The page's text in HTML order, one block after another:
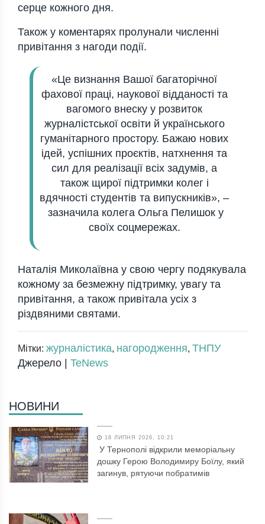
серце кожного дня.
Також у коментарях пролунали численні
привітання з нагоди події.
«Це визнання Вашої багаторічної
фахової праці, наукової відданості та
вагомого внеску у розвиток
журналістської освіти й українського
гуманітарного простору. Бажаю нових
ідей, успішних проєктів, натхнення та
сил для реалізації всіх задумів, а
також щирої підтримки колег і
вдячності студентів та випускників», –
зазначила колега Ольга Пелишок у
своїх соцмережах.
Наталія Миколаївна у свою чергу подякувала
кожному за безмежну підтримку, увагу та
привітання, а також привітала усіх з
різдвяними святами.
Мітки: журналістика, нагородження, ТНПУ
Джерело | TeNews
НОВИНИ
18 ЛИПНЯ 2026, 10:21
У Тернополі відкрили меморіальну
дошку Герою Володимиру Боїлу, який
загинув, рятуючи побратимів